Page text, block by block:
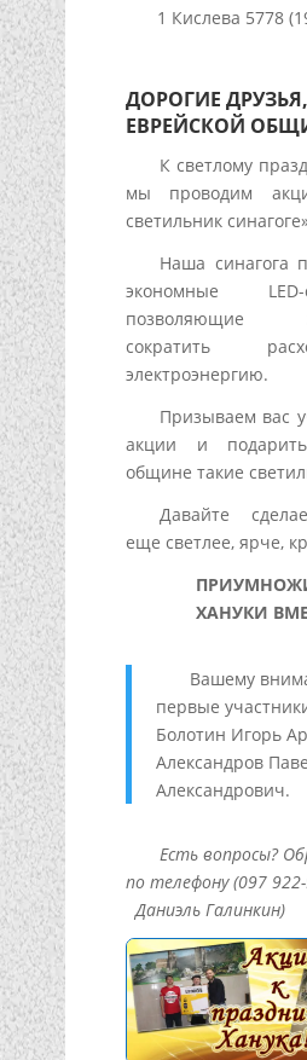
1 Кислева 5778
ДОРОГИЕ
ЕВРЕЙСКОЙ
К светлому
мы проводим
светильник синагоге»
Наша синагога
экономные LED-
позволяющие
сократить
электроэнергию.
Призываем вас
акции и
общине такие
Давайте
еще светлее, ярче,
ХАНУКИ
Вашему
первые
Болотин Игорь
Александров
Александрович.
Есть вопросы?
по телефону (097
Даниэль Галинкин)